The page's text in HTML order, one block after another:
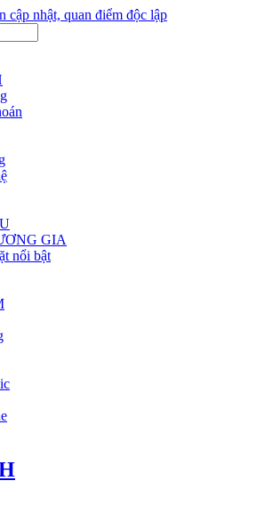
cập nhật, quan điểm độc lập
GIA
nổi bật